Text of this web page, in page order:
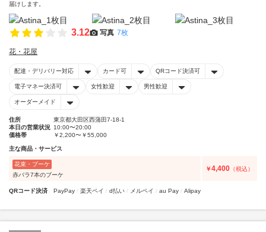
届けします。
3.12 写真 7枚
花・花屋
配達・デリバリー対応 カード可 QRコード決済可
電子マネー決済可 女性歓迎 男性歓迎
オーダーメイド
住所
東京都大田区西蒲田7-18-1
本日の営業状況 10:00〜20:00
価格帯
￥2,200〜￥55,000
主な商品・サービス
花束・ブーケ
赤バラ7本のブーケ
￥4,400 （税込）
QRコード決済 PayPay 楽天ペイ d払い メルペイ au Pay Alipay